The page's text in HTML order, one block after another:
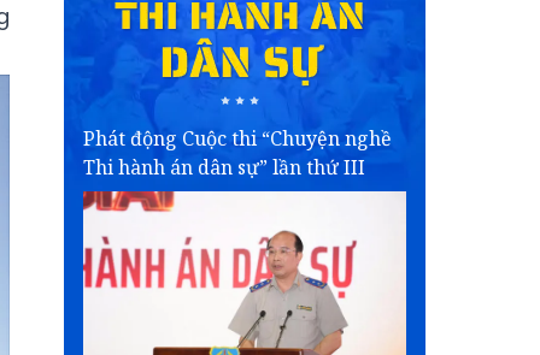
Phát động Cuộc thi “Chuyện nghề
Thi hành án dân sự” lần thứ III